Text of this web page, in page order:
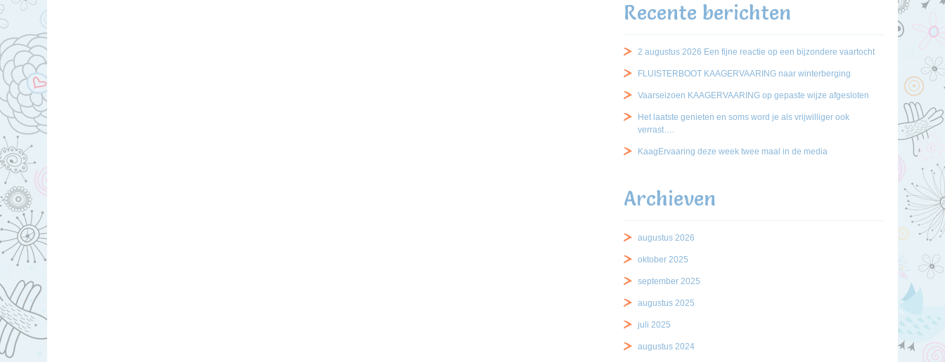
Recente berichten
2 augustus 2026 Een fijne reactie op een bijzondere vaartocht
FLUISTERBOOT KAAGERVAARING naar winterberging
Vaarseizoen KAAGERVAARING op gepaste wijze afgesloten
Het laatste genieten en soms word je als vrijwilliger ook
verrast….
KaagErvaaring deze week twee maal in de media
Archieven
augustus 2026
oktober 2025
september 2025
augustus 2025
juli 2025
augustus 2024